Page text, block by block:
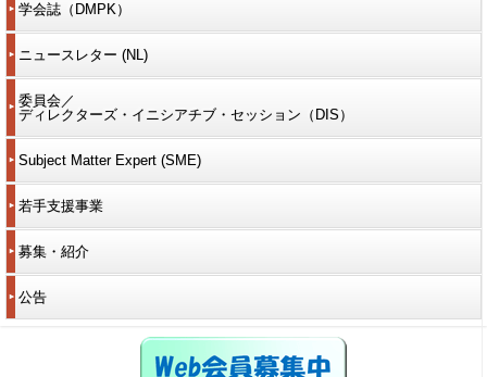
学会誌（DMPK）
ニュースレター (NL)
委員会／
ディレクターズ・イニシアチブ・セッション（DIS）
Subject Matter Expert (SME)
若手支援事業
募集・紹介
公告